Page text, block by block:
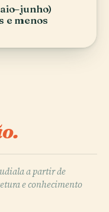
e menos
a partir de
e conhecimento